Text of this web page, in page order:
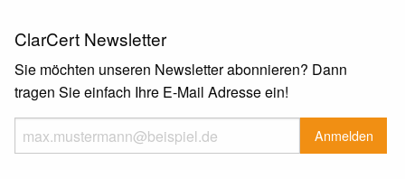
ClarCert Newsletter
Sie möchten unseren Newsletter abonnieren? Dann
tragen Sie einfach Ihre E-Mail Adresse ein!